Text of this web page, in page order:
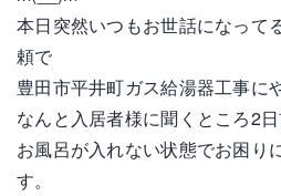
本日突然いつもお世話になって
頼で
豊田市平井町ガス給湯器工事に
なんと入居者様に聞くところ2
お風呂が入れない状態でお困り
す。